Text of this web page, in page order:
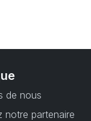
de nous
notre partenaire